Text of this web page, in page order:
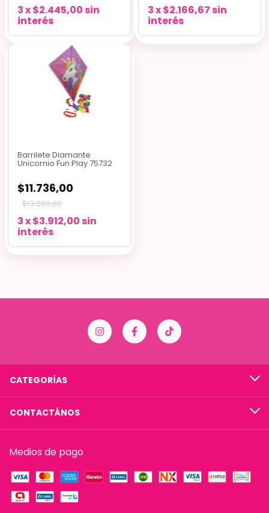
3x$2.445,00 sin
interés
3x$2.166,67 sin
interés
Barrilete Diamante
Unicornio Fun Play 75732
$11.736,00
$13.200,00
3x$3.912,00 sin
interés
CATEGORÍAS
CONTACTÁNOS
Medios de pago